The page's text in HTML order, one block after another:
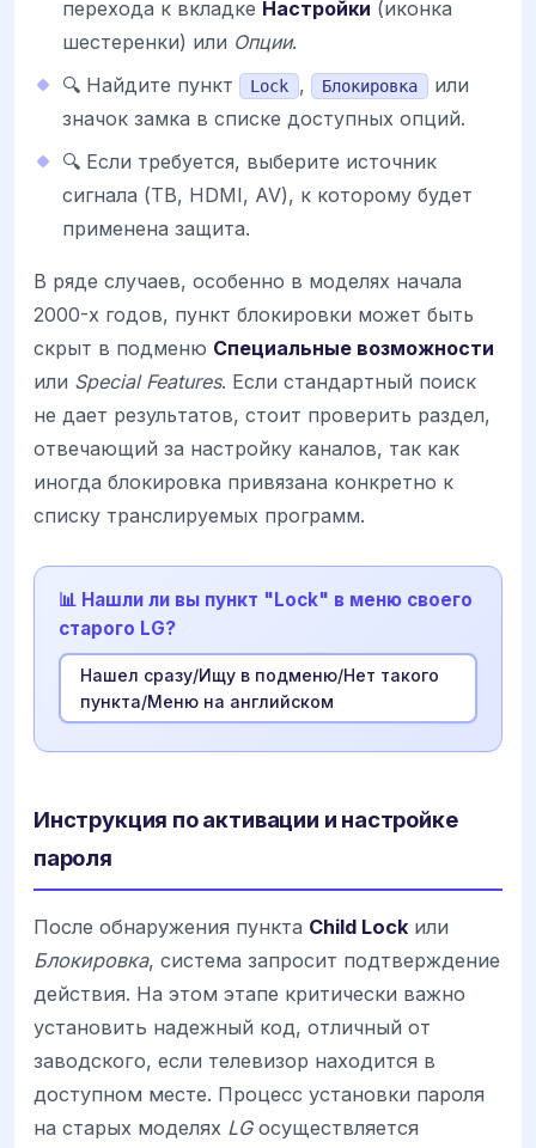
перехода к вкладке Настройки (иконка
шестеренки) или Опции.
🔍 Найдите пункт
Lock , Блокировка
или
значок замка в списке доступных опций.
🔍 Если требуется, выберите источник
сигнала (ТВ, HDMI, AV), к которому будет
применена защита.
В ряде случаев, особенно в моделях начала
2000-х годов, пункт блокировки может быть
скрыт в подменю Специальные возможности
или Special Features. Если стандартный поиск
не дает результатов, стоит проверить раздел,
отвечающий за настройку каналов, так как
иногда блокировка привязана конкретно к
списку транслируемых программ.
📊 Нашли ли вы пункт "Lock" в меню своего
старого LG?
Нашел сразу/Ищу в подменю/Нет такого
пункта/Меню на английском
Инструкция по активации и настройке
пароля
После обнаружения пункта Child Lockили
Блокировка, система запросит подтверждение
действия. На этом этапе критически важно
установить надежный код, отличный от
заводского, если телевизор находится в
доступном месте. Процесс установки пароля
на старых моделях LGосуществляется